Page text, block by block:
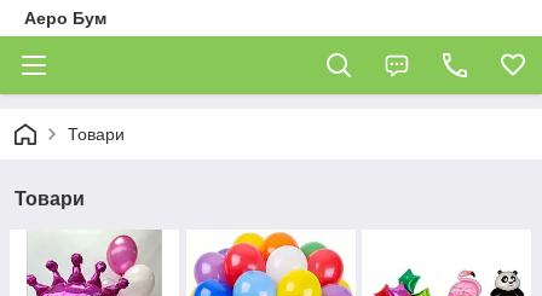
Аеро Бум
Товари
Товари